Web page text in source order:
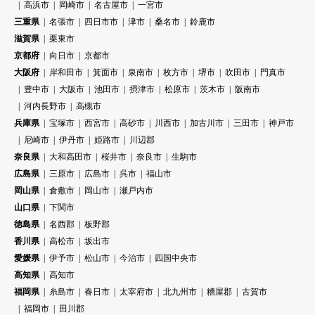
高浜市 岡崎市 名古屋市
一宮市
三重県
名張市 四日市市 津市 桑名市
鈴鹿市
滋賀県
栗東市
京都府
向日市
京都市
大阪府
岸和田市 箕面市 泉南市 枚方市 堺市 吹田市
門真市
豊中市
大阪市 池田市 摂津市 松原市 茨木市
阪南市
河内長野市
高槻市
兵庫県
宝塚市 西宮市 高砂市 川西市 加古川市 三田市
神戸市
尼崎市
伊丹市 姫路市
川辺郡
奈良県
大和高田市 桜井市 奈良市
生駒市
広島県
三原市 広島市 呉市
福山市
岡山県
倉敷市 岡山市
瀬戸内市
山口県
下関市
徳島県
名西郡
板野郡
香川県
高松市
坂出市
愛媛県
伊予市 松山市 今治市
四国中央市
高知県
高知市
福岡県
糸島市 春日市 太宰府市 北九州市 糟屋郡
古賀市
福岡市
田川郡